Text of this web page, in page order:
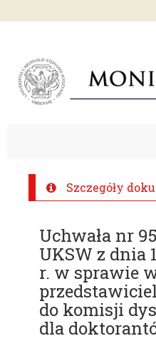
Szczegóły
Uchwała nr
UKSW z dnia
r. w sprawie
do komisji
dla